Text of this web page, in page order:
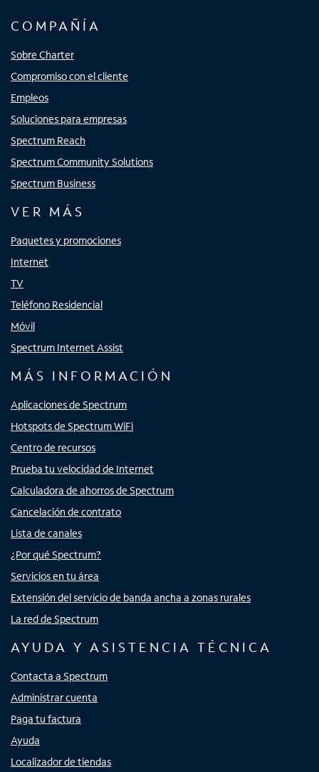
COMPAÑÍA
Sobre Charter
Compromiso con el cliente
Empleos
Soluciones para empresas
Spectrum Reach
Spectrum Community Solutions
Spectrum Business
VER MÁS
Paquetes y promociones
Internet
TV
Teléfono Residencial
Móvil
Spectrum Internet Assist
MÁS INFORMACIÓN
Aplicaciones de Spectrum
Hotspots de Spectrum WiFi
Centro de recursos
Prueba tu velocidad de Internet
Calculadora de ahorros de Spectrum
Cancelación de contrato
Lista de canales
¿Por qué Spectrum?
Servicios en tu área
Extensión del servicio de banda ancha a zonas rurales
La red de Spectrum
AYUDA Y ASISTENCIA TÉCNICA
Contacta a Spectrum
Administrar cuenta
Paga tu factura
Ayuda
Localizador de tiendas